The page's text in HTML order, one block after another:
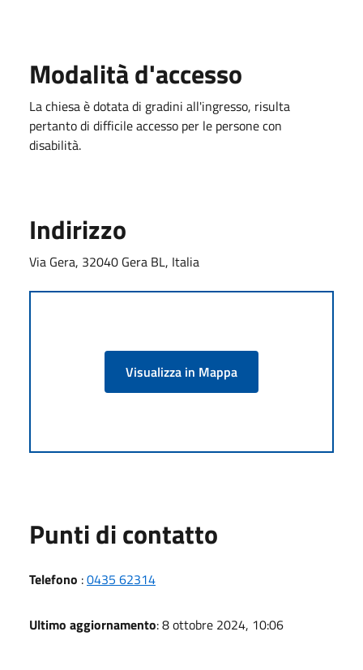
Modalità d'accesso
La chiesa è dotata di gradini all'ingresso, risulta
pertanto di difficile accesso per le persone con
disabilità.
Indirizzo
Via Gera, 32040 Gera BL, Italia
Visualizza in Mappa
Punti di contatto
Telefono :0435 62314
Ultimo aggiornamento: 8 ottobre 2024, 10:06